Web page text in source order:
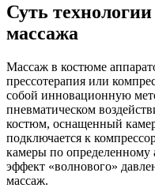
Суть
массажа
Массаж в костюме
прессотерапия или
собой инновационную
пневматическом
костюм, оснащенный
подключается к
камеры по определенному
эффект «волнового»
массаж.